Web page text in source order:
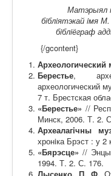
Матэрыял
бiблiятэкай iмя М.
бiблiёграф
{/gcontent}
Археологический
Берестье,
археологический
7 т. Брестская
«Берестье» //
Минск, 2006. Т. 2.
Археалагiчны
хронiка Брэст : у
«Бярэсце» //
1994. Т. 2. С. 176.